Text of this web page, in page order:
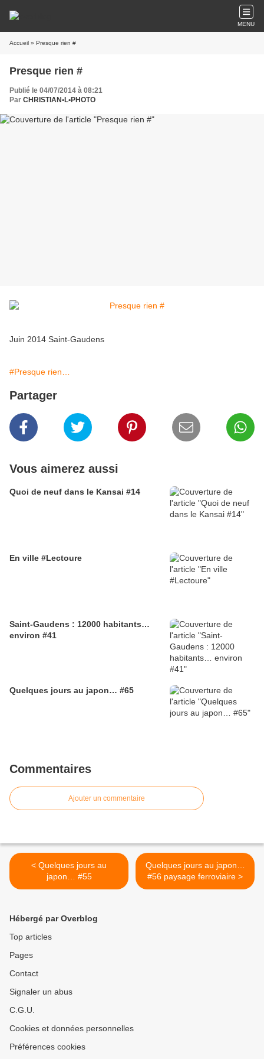
MENU
Accueil » Presque rien #
Presque rien #
Publié le 04/07/2014 à 08:21
Par CHRISTIAN•L•PHOTO
Juin 2014 Saint-Gaudens
#Presque rien…
Partager
Vous aimerez aussi
Quoi de neuf dans le Kansai #14
En ville #Lectoure
Saint-Gaudens : 12000 habitants…
environ #41
Quelques jours au japon… #65
Commentaires
Ajouter un commentaire
< Quelques jours au
japon… #55
Quelques jours au japon…
#56 paysage ferroviaire >
Hébergé par Overblog
Top articles
Pages
Contact
Signaler un abus
C.G.U.
Cookies et données personnelles
Préférences cookies